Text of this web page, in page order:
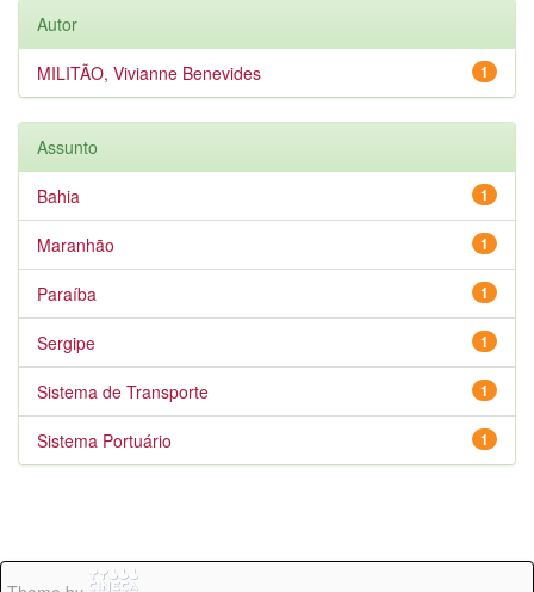
Autor
1
MILITÃO, Vivianne Benevides
Assunto
1
Bahia
1
Maranhão
1
Paraíba
1
Sergipe
1
Sistema de Transporte
1
Sistema Portuário